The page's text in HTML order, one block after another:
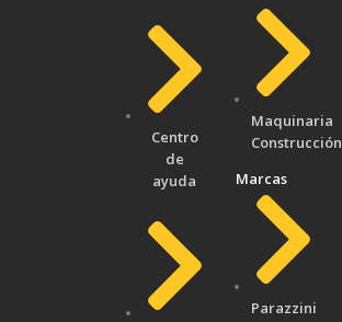
Centro
de
ayuda
Maquinaria
Construcción
Marcas
Parazzini